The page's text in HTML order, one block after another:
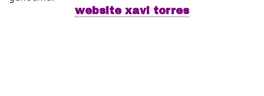
website xavi torres